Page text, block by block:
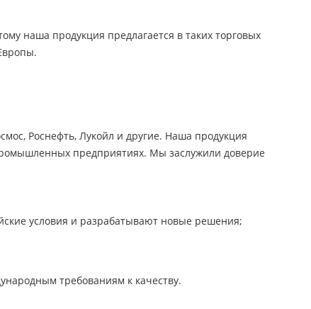
наша продукция предлагается в таких торговых
Роснефть, Лукойл и другие. Наша продукция
предприятиях. Мы заслужили доверие
условия и разрабатывают новые решения;
требованиям к качеству.